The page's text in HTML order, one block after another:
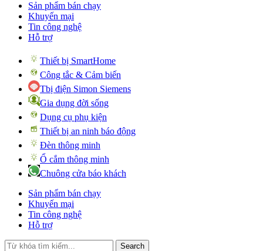
Sản phẩm bán chạy
Khuyến mại
Tin công nghệ
Hỗ trợ
Thiết bị SmartHome
Công tắc & Cảm biến
Tbị điện Simon Siemens
Gia dụng đời sống
Dụng cụ phụ kiện
Thiết bị an ninh báo động
Đèn thông minh
Ổ cắm thông minh
Chuông cửa báo khách
Sản phẩm bán chạy
Khuyến mại
Tin công nghệ
Hỗ trợ
Search